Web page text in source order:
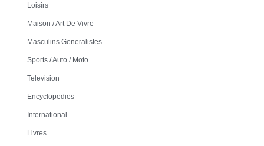
Loisirs
Maison / Art De Vivre
Masculins Generalistes
Sports / Auto / Moto
Television
Encyclopedies
International
Livres